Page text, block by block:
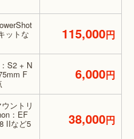
ットな 115,000円
S2 + N
F 6,000円
ントリ
：EF
IIなど5 38,000円